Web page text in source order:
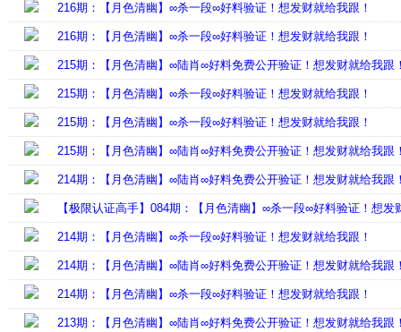
216期：【月色清幽】∞杀一段∞好料验证！想发财就给我跟！
216期：【月色清幽】∞杀一段∞好料验证！想发财就给我跟！
215期：【月色清幽】∞陆肖∞好料免费公开验证！想发财就给我跟
215期：【月色清幽】∞杀一段∞好料验证！想发财就给我跟！
215期：【月色清幽】∞杀一段∞好料验证！想发财就给我跟！
215期：【月色清幽】∞陆肖∞好料免费公开验证！想发财就给我跟
214期：【月色清幽】∞陆肖∞好料免费公开验证！想发财就给我跟
【极限认证高手】084期：【月色清幽】∞杀一段∞好料验证！想发
214期：【月色清幽】∞杀一段∞好料验证！想发财就给我跟！
214期：【月色清幽】∞陆肖∞好料免费公开验证！想发财就给我跟
214期：【月色清幽】∞杀一段∞好料验证！想发财就给我跟！
213期：【月色清幽】∞陆肖∞好料免费公开验证！想发财就给我跟